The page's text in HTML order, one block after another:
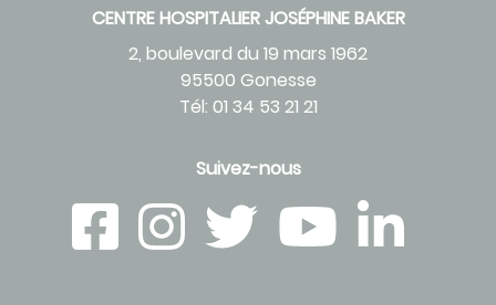
CENTRE HOSPITALIER JOSÉPHINE BAKER
2, boulevard du 19 mars 1962
95500 Gonesse
Tél: 01 34 53 21 21
Suivez-nous